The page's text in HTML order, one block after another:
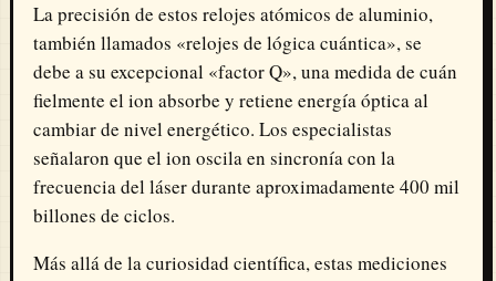
La precisión de estos relojes atómicos de aluminio,
también llamados «relojes de lógica cuántica», se
debe a su excepcional «factor Q», una medida de cuán
fielmente el ion absorbe y retiene energía óptica al
cambiar de nivel energético. Los especialistas
señalaron que el ion oscila en sincronía con la
frecuencia del láser durante aproximadamente 400 mil
billones de ciclos.
Más allá de la curiosidad científica, estas mediciones